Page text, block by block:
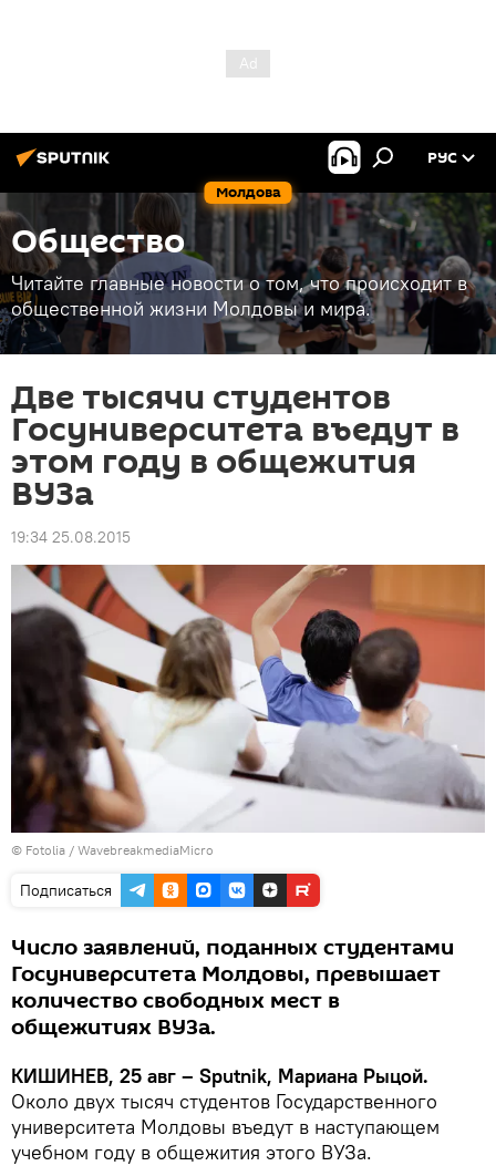
Молдова
РУС
Общество
Читайте главные новости о том, что происходит в
общественной жизни Молдовы и мира.
Две тысячи студентов
Госуниверситета въедут в
этом году в общежития
ВУЗа
19:34 25.08.2015
© Fotolia / WavebreakmediaMicro
Подписаться
Число заявлений, поданных студентами
Госуниверситета Молдовы, превышает
количество свободных мест в
общежитиях ВУЗа.
КИШИНЕВ, 25 авг – Sputnik, Мариана Рыцой.
Около двух тысяч студентов Государственного
университета Молдовы въедут в наступающем
учебном году в общежития этого ВУЗа.